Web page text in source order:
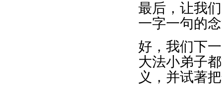
最后，让我
一字一句的
好，我们下
大法小弟子
义，并试著